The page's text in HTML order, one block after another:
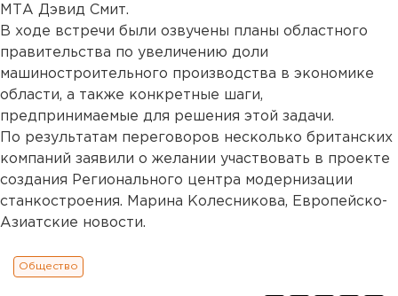
МТА Дэвид Смит.
В ходе встречи были озвучены планы областного
правительства по увеличению доли
машиностроительного производства в экономике
области, а также конкретные шаги,
предпринимаемые для решения этой задачи.
По результатам переговоров несколько британских
компаний заявили о желании участвовать в проекте
создания Регионального центра модернизации
станкостроения. Марина Колесникова, Европейско-
Азиатские новости.
Общество